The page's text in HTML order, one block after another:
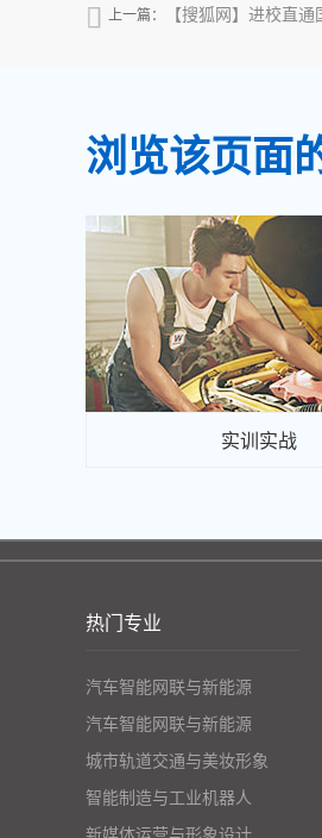
 上一篇： 【搜狐网】进校直
浏览该页面
实训实战
热门专业
汽车智能网联与新能源
汽车智能网联与新能源
城市轨道交通与美妆形象
智能制造与工业机器人